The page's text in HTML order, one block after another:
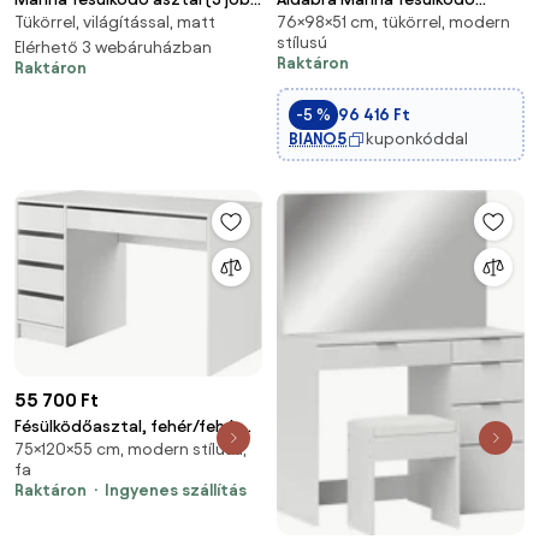
alsó fiókokkal), 98x76x51 cm,
fehér
Tükörrel, világítással, matt
Elérhető 3 webáruházban
Raktáron
asztal (3 jobb alsó fiókokkal),
98x76x51 cm, fehér
76×98×51 cm, tükörrel, modern
stílusú
Raktáron
-5 % 96 416 Ft
BIANO5
kuponkóddal
55 700 Ft
Fésülködőasztal, fehér/fehér
fényes, DAKOTA
75×120×55 cm, modern stílusú,
fa
Raktáron
Ingyenes szállítás